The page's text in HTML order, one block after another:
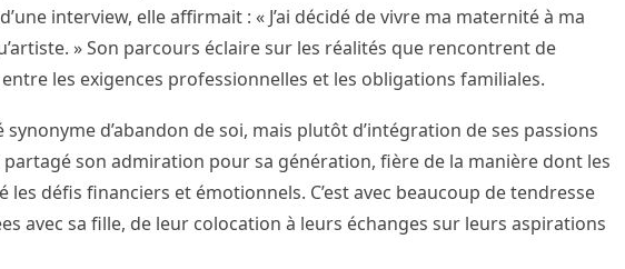
interview, elle affirmait : « J’ai décidé de vivre ma maternité à ma
» Son parcours éclaire sur les réalités que rencontrent de
les exigences professionnelles et les obligations familiales.
synonyme d’abandon de soi, mais plutôt d’intégration de ses passions
partagé son admiration pour sa génération, fière de la manière dont les
défis financiers et émotionnels. C’est avec beaucoup de tendresse
avec sa fille, de leur colocation à leurs échanges sur leurs aspirations